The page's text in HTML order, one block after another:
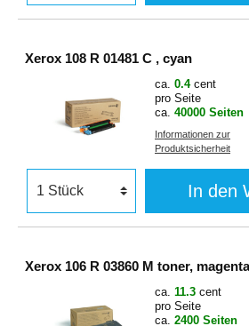
Xerox 108 R 01481 C , cyan
ca. 0.4 cent
pro Seite
ca. 40000 Seiten
Informationen zur
Produktsicherheit
In den
Xerox 106 R 03860 M toner, magenta
ca. 11.3 cent
pro Seite
ca. 2400 Seiten